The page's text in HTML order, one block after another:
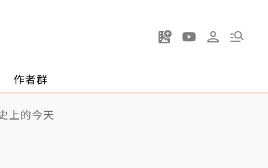
作者群
上的今天